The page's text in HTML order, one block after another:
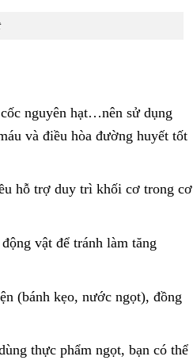
nguyên hạt…nên sử dụng
và điều hòa đường huyết tốt
hỗ trợ duy trì khối cơ trong cơ
vật để tránh làm tăng
(bánh kẹo, nước ngọt), đồng
thực phẩm ngọt, bạn có thể